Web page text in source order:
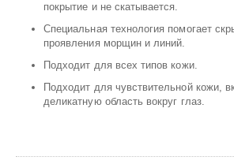
покрытие и не скатывается.
Специальная технология помогает
проявления морщин и линий.
Подходит для всех типов кожи.
Подходит для чувствительной кожи,
деликатную область вокруг глаз.